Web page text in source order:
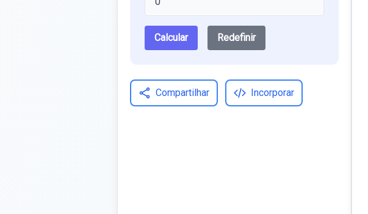
Calcular Redefinir
Compartilhar Incorporar